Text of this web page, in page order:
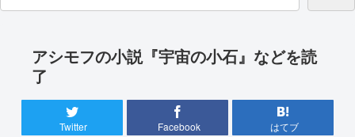
アシモフの小説『宇宙の小石』などを読
了
Twitter Facebook はてブ